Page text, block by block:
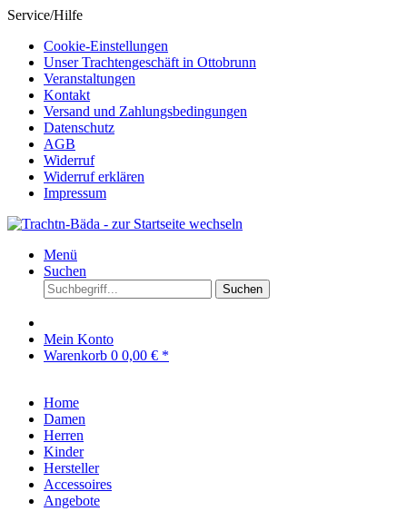
Service/Hilfe
Cookie-Einstellungen
Unser Trachtengeschäft in Ottobrunn
Veranstaltungen
Kontakt
Versand und Zahlungsbedingungen
Datenschutz
AGB
Widerruf
Widerruf erklären
Impressum
Menü
Suchen
Suchen
Mein Konto
Warenkorb 0 0,00 € *
Home
Damen
Herren
Kinder
Hersteller
Accessoires
Angebote